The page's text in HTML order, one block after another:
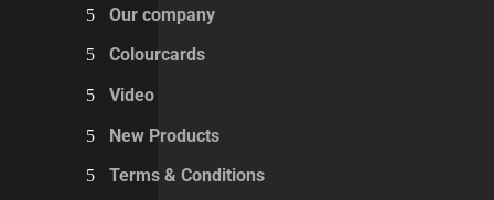
Our company
Colourcards
Video
New Products
Terms & Conditions